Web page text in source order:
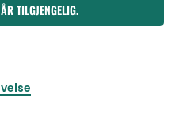
TILGJENGELIG.